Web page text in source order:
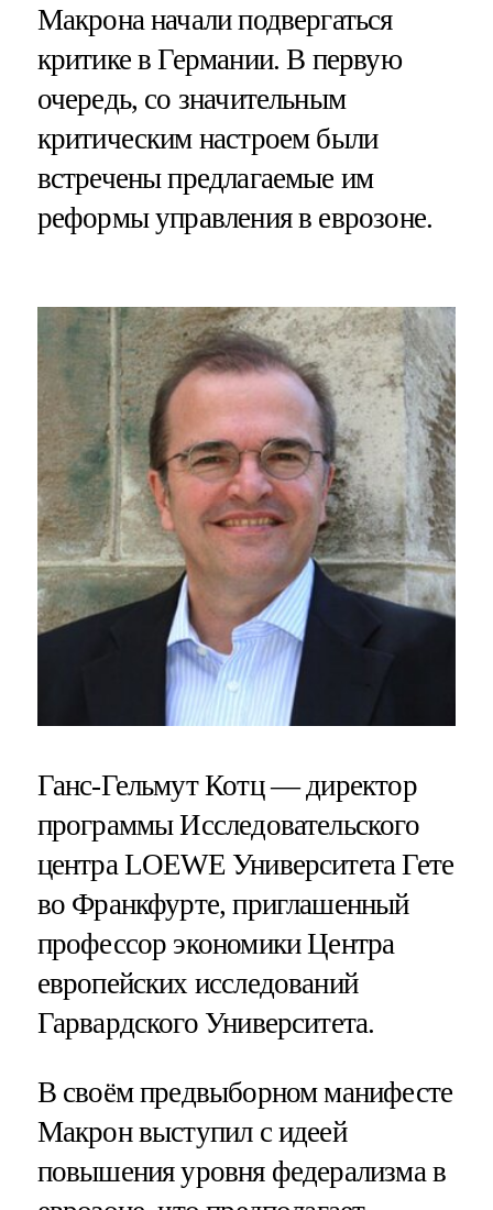
Макрона начали подвергаться
критике в Германии. В первую
очередь, со значительным
критическим настроем были
встречены предлагаемые им
реформы управления в еврозоне.
Ганс-Гельмут Котц — директор
программы Исследовательского
центра LOEWE Университета Гете
во Франкфурте, приглашенный
профессор экономики Центра
европейских исследований
Гарвардского Университета.
В своём предвыборном манифесте
Макрон выступил с идеей
повышения уровня федерализма в